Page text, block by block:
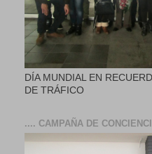
DÍA MUNDIAL EN
DE TRÁFICO
.... CAMPAÑA DE